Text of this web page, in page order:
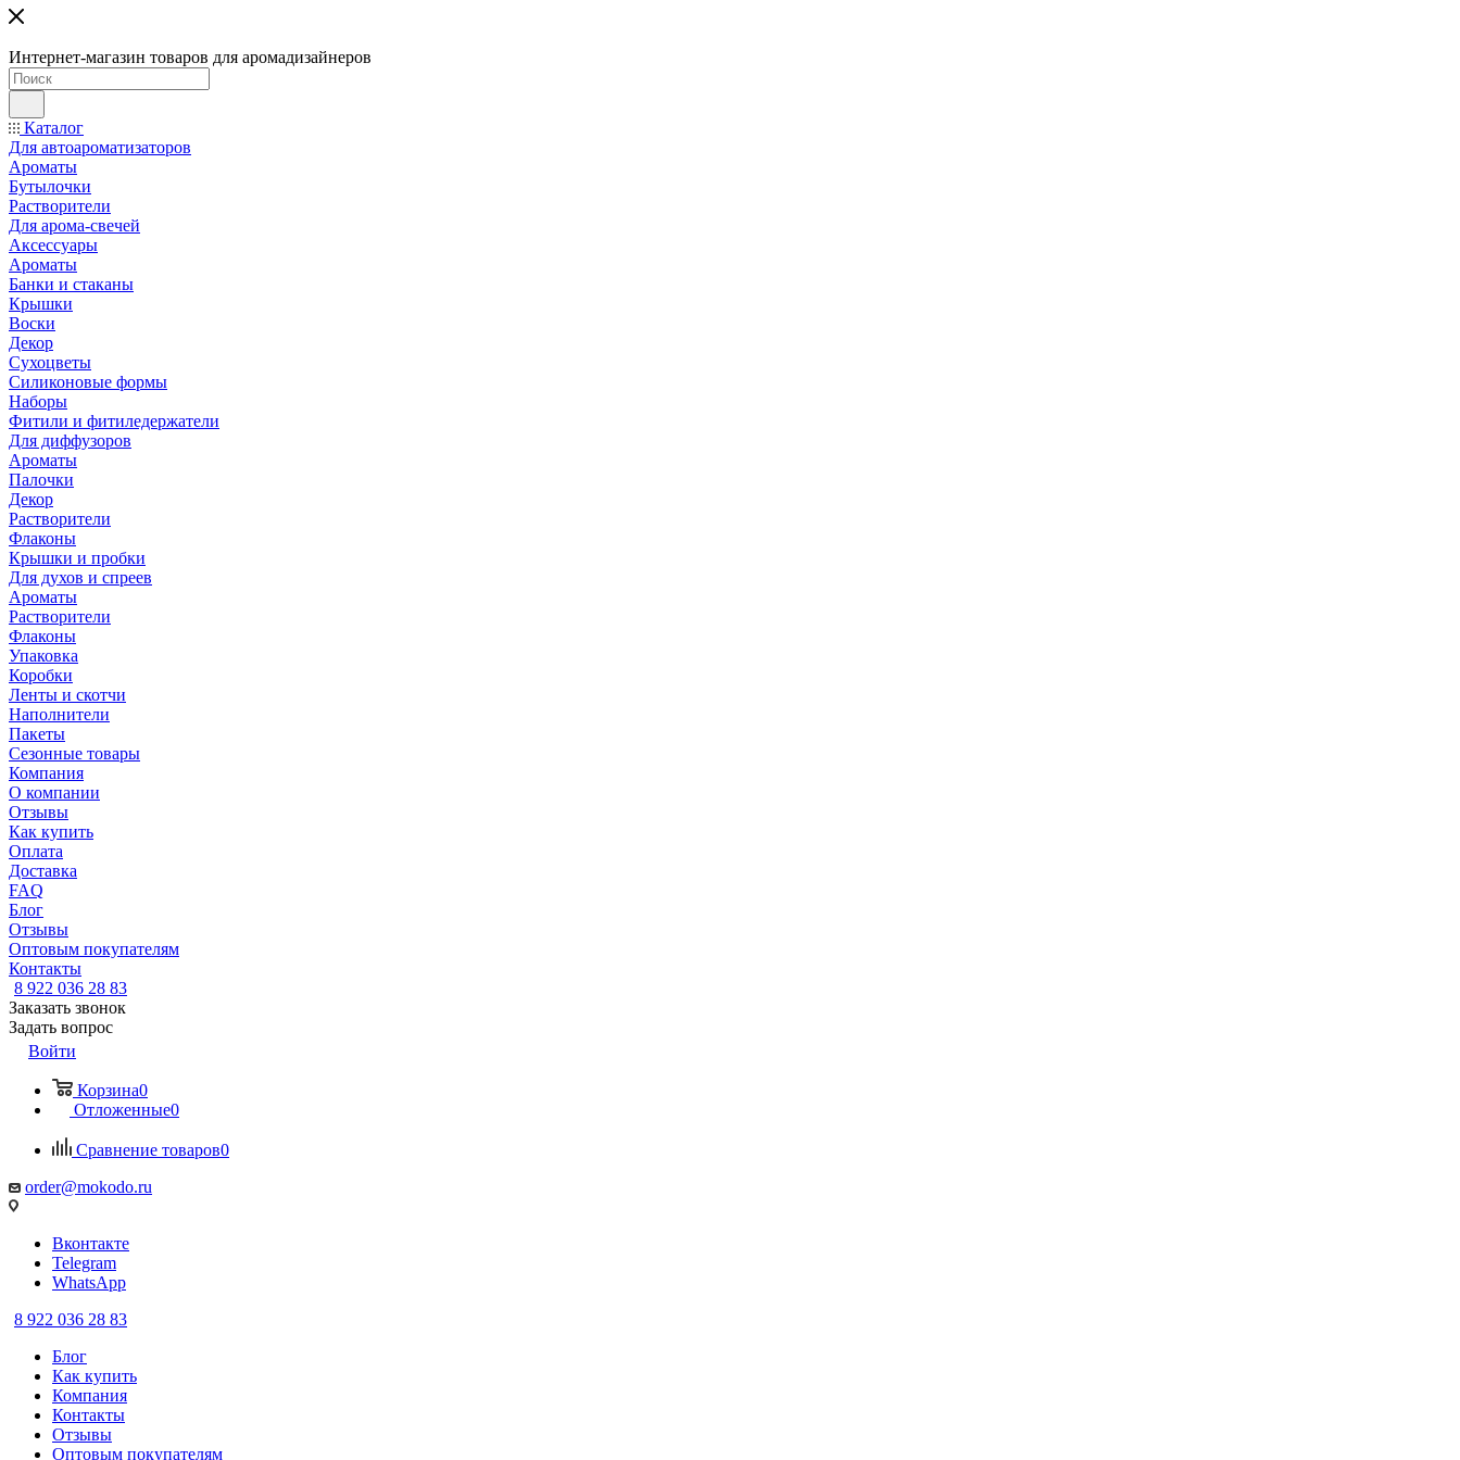
Интернет-магазин товаров для аромадизайнеров
Каталог
Для автоароматизаторов
Ароматы
Бутылочки
Растворители
Для арома-свечей
Аксессуары
Ароматы
Банки и стаканы
Крышки
Воски
Декор
Сухоцветы
Силиконовые формы
Наборы
Фитили и фитиледержатели
Для диффузоров
Ароматы
Палочки
Декор
Растворители
Флаконы
Крышки и пробки
Для духов и спреев
Ароматы
Растворители
Флаконы
Упаковка
Коробки
Ленты и скотчи
Наполнители
Пакеты
Сезонные товары
Компания
О компании
Отзывы
Как купить
Оплата
Доставка
FAQ
Блог
Отзывы
Оптовым покупателям
Контакты
8 922 036 28 83
Заказать звонок
Задать вопрос
Войти
Корзина0
Отложенные0
Сравнение товаров0
order@mokodo.ru
Вконтакте
Telegram
WhatsApp
8 922 036 28 83
Блог
Как купить
Компания
Контакты
Отзывы
Оптовым покупателям